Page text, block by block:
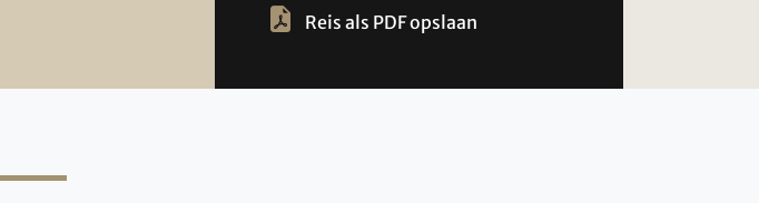
Reis als PDF opslaan